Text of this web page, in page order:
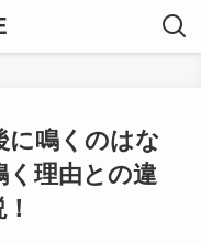
に鳴くのはな
く理由との違